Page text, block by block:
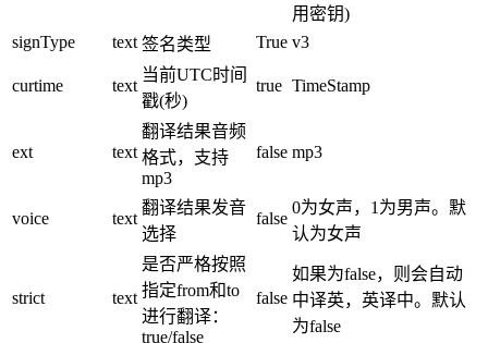
用密钥)
signType
text 签名类型 True v3
curtime text
当前UTC时间
戳(秒)
true TimeStamp
ext text
翻译结果音频
格式，支持
mp3
false mp3
voice text
翻译结果发音
选择
false
0为女声，1为男声。默
认为女声
strict text
是否严格按照
指定from和to
进行翻译：
true/false
false
如果为false，则会自动
中译英，英译中。默认
为false